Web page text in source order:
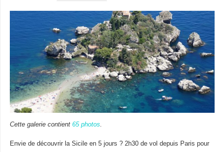
Cette galerie contient 65 photos.
Envie de découvrir la Sicile en 5 jours ? 2h30 de vol depuis Paris pour